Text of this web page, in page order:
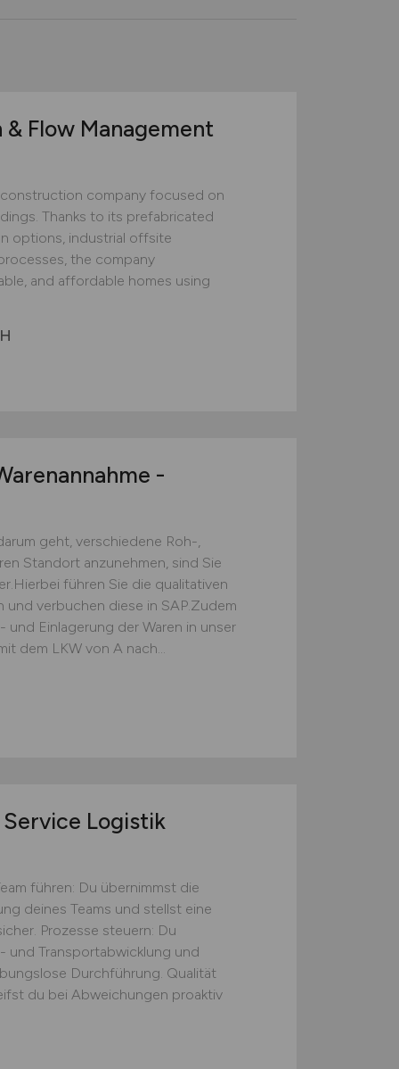
Flow Management
company focused on
Thanks to its prefabricated
options, industrial offsite
the company
and affordable homes using
-
geht, verschiedene Roh-,
Standort anzunehmen, sind Sie
führen Sie die qualitativen
verbuchen diese in SAP.Zudem
Einlagerung der Waren in unser
dem LKW von A nach...
Logistik
führen: Du übernimmst die
deines Teams und stellst eine
Prozesse steuern: Du
und Transportabwicklung und
Durchführung. Qualität
du bei Abweichungen proaktiv